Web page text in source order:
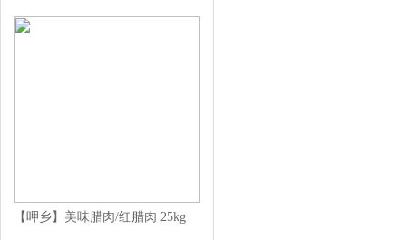
【呷乡】美味腊肉/红腊肉 25kg